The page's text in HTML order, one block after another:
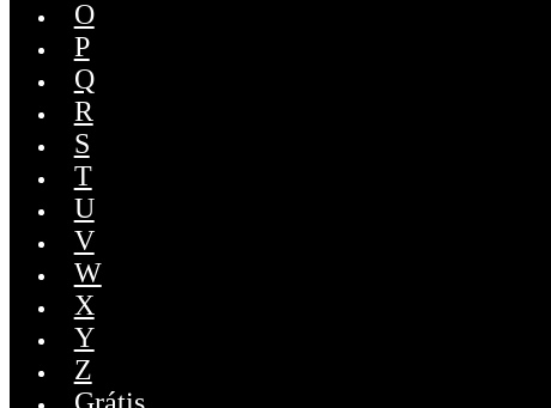
O
P
Q
R
S
T
U
V
W
X
Y
Z